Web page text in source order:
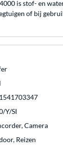
is stof- en
of bij
Y/SI
Camera
Reizen